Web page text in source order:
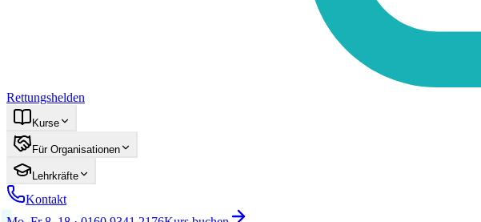
Rettungshelden
Kurse
Für Organisationen
Lehrkräfte
Kontakt